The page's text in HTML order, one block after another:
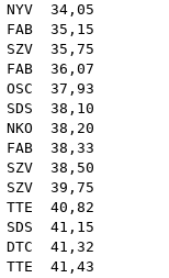
NYV 34,05
FAB 35,15
SZV 35,75
FAB 36,07
OSC 37,93
SDS 38,10
NKO 38,20
FAB 38,33
SZV 38,50
SZV 39,75
TTE 40,82
SDS 41,15
DTC 41,32
TTE 41,43